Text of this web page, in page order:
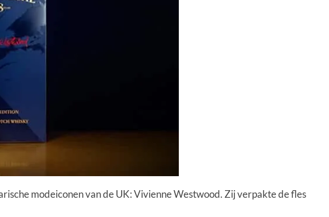
modeiconen van de UK: Vivienne Westwood. Zij verpakte de fles